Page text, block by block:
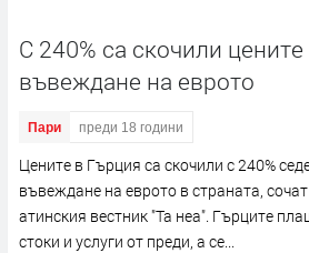
С 240% са скочили
въвеждане на еврото
Пари преди 18 години
Цените в Гърция са скочили с 240%
въвеждане на еврото в страната,
атинския вестник "Та неа". Гърците
стоки и услуги от преди, а се...